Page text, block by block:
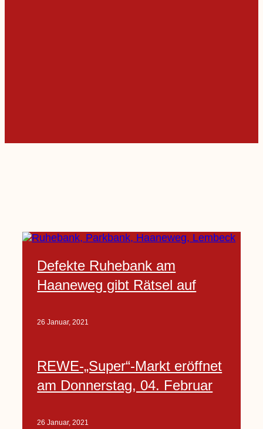
Defekte Ruhebank am
Haaneweg gibt Rätsel auf
26 Januar, 2021
REWE-„Super“-Markt eröffnet
am Donnerstag, 04. Februar
26 Januar, 2021